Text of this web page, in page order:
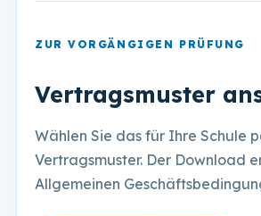
ZUR VORGÄNGIGEN PRÜFUNG
Vertragsmuster
Wählen Sie das für Ihre Schule
Vertragsmuster. Der Download
Allgemeinen